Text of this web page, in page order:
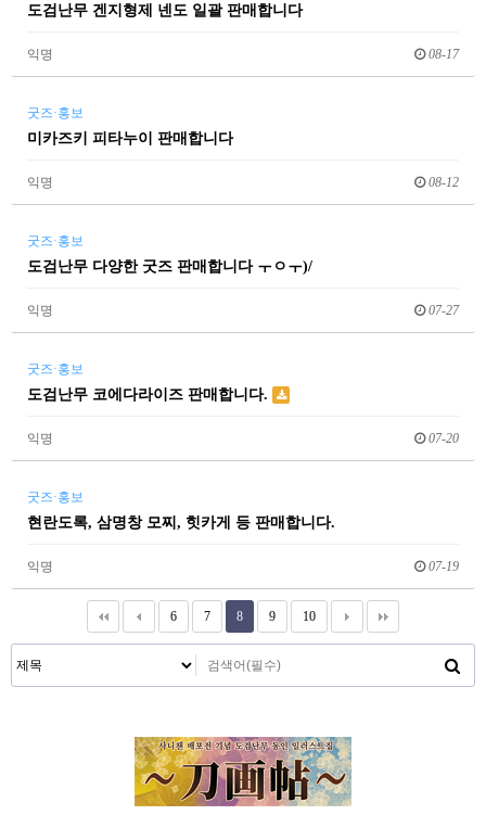
도검난무 겐지형제 넨도 일괄 판매합니다
익명 08-17
굿즈·홍보
미카즈키 피타누이 판매합니다
익명 08-12
굿즈·홍보
도검난무 다양한 굿즈 판매합니다 ㅜㅇㅜ)/
익명 07-27
굿즈·홍보
도검난무 코에다라이즈 판매합니다.
익명 07-20
굿즈·홍보
현란도록, 삼명창 모찌, 힛카게 등 판매합니다.
익명 07-19
6 7 8 9 10